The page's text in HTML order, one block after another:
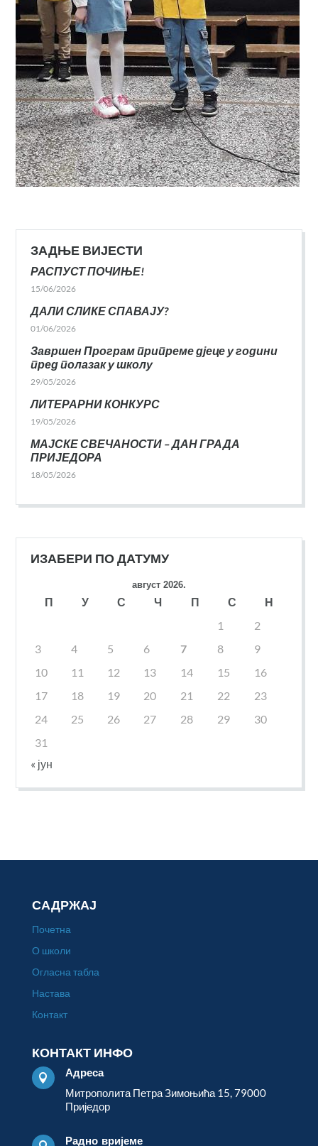
ЗАДЊЕ ВИЈЕСТИ
РАСПУСТ ПОЧИЊЕ!
15/06/2026
ДАЛИ СЛИКЕ СПАВАЈУ?
01/06/2026
Завршен Програм припреме дјеце у години
пред полазак у школу
29/05/2026
ЛИТЕРАРНИ КОНКУРС
19/05/2026
МАЈСКЕ СВЕЧАНОСТИ – ДАН ГРАДА
ПРИЈЕДОРА
18/05/2026
ИЗАБЕРИ ПО ДАТУМУ
август 2026.
П У С Ч П С
Н
1
2
3
4 5 6 7 8
9
10
11 12 13 14 15
16
17
18 19 20 21 22
23
24
25 26 27 28 29
30
31
« јун
САДРЖАЈ
Почетна
О школи
Огласна табла
Настава
Контакт
КОНТАКТ ИНФО

Адреса
Митрополита Петра Зимоњића 15, 79000
Приједор
Радно вријеме